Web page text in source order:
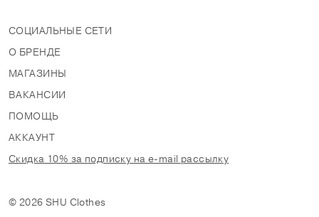
СОЦИАЛЬНЫЕ СЕТИ
О БРЕНДЕ
МАГАЗИНЫ
ВАКАНСИИ
ПОМОЩЬ
АККАУНТ
Скидка 10% за подписку на e-mail рассылку
© 2026 SHU Clothes